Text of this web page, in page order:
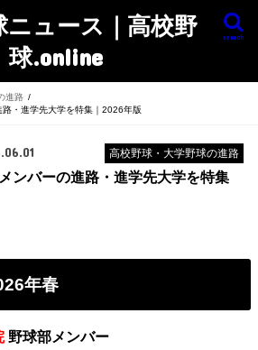
ニュース｜高校野
球.online
search
進路
路・進学先大学を特集｜2026年版
高校野球・大学野球の進路
ンバーの進路・進学先大学を特集
年春
野球部メンバー